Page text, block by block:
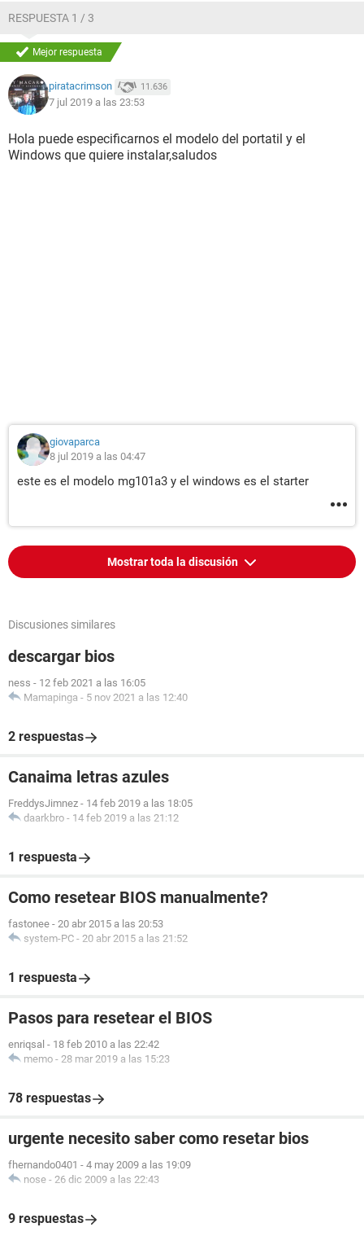
RESPUESTA 1 / 3
Mejor respuesta
piratacrimson 11.636
7 jul 2019 a las 23:53
Hola puede especificarnos el modelo del portatil y el
Windows que quiere instalar,saludos
giovaparca
8 jul 2019 a las 04:47
este es el modelo mg101a3 y el windows es el starter
Mostrar toda la discusión
Discusiones similares
descargar bios
ness - 12 feb 2021 a las 16:05
Mamapinga - 5 nov 2021 a las 12:40
2 respuestas
Canaima letras azules
FreddysJimnez - 14 feb 2019 a las 18:05
daarkbro - 14 feb 2019 a las 21:12
1 respuesta
Como resetear BIOS manualmente?
fastonee - 20 abr 2015 a las 20:53
system-PC - 20 abr 2015 a las 21:52
1 respuesta
Pasos para resetear el BIOS
enriqsal - 18 feb 2010 a las 22:42
memo - 28 mar 2019 a las 15:23
78 respuestas
urgente necesito saber como resetar bios
fhernando0401 - 4 may 2009 a las 19:09
nose - 26 dic 2009 a las 22:43
9 respuestas